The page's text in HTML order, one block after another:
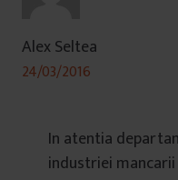
Alex Seltea
24/03/2016
In atentia
industriei